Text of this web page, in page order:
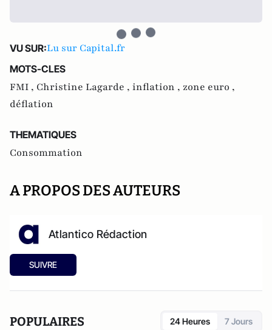
VU SUR:Lu sur Capital.fr
MOTS-CLES
FMI , Christine Lagarde , inflation , zone euro ,
déflation
THEMATIQUES
Consommation
A PROPOS DES AUTEURS
Atlantico Rédaction
SUIVRE
POPULAIRES 24 Heures 7 Jours